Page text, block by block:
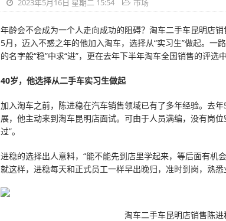
2023年5月16日 星期二 15:54 市场
年龄会不会成为一个人走向成功的阻碍？淘车二手车昆明店
5月，迈入不惑之年的他加入淘车，选择从“实习生”做起。一
的名字般“稳”中求“进”，更在去年下半年淘车全国销售的评选
40岁，他选择从二手车实习生做起
加入淘车之前，陈进稳在汽车销售领域已有了多年经验。去
展，他主动来到淘车昆明店面试。可由于人员满编，没有岗
过”。
进稳的选择出人意料，“能不能先到店里学起来，等后面有机
就这样，进稳每天和正式员工一样早出晚归，准时到岗，熟悉
淘车二手车昆明店销售陈进